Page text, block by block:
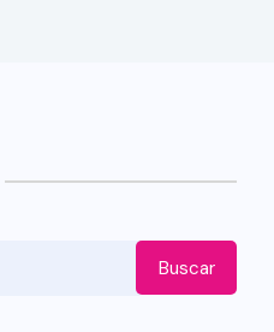
Buscar